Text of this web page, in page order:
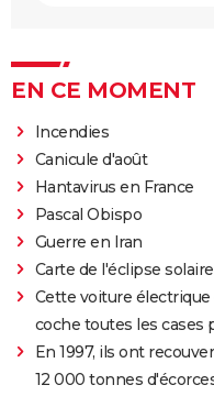
EN CE MOMENT
Incendies
Canicule d'août
Hantavirus en France
Pascal Obispo
Guerre en Iran
Carte de l'éclipse
Cette voiture électrique
coche toutes les cases
En 1997, ils ont
12 000 tonnes